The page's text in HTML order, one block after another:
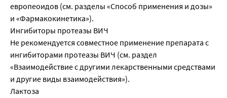
европеоидов (см. разделы «Способ применения и дозы»
и «Фармакокинетика»).
Ингибиторы протеазы ВИЧ
Не рекомендуется совместное применение препарата с
ингибиторами протеазы ВИЧ (см. раздел
«Взаимодействие с другими лекарственными средствами
и другие виды взаимодействия»).
Лактоза